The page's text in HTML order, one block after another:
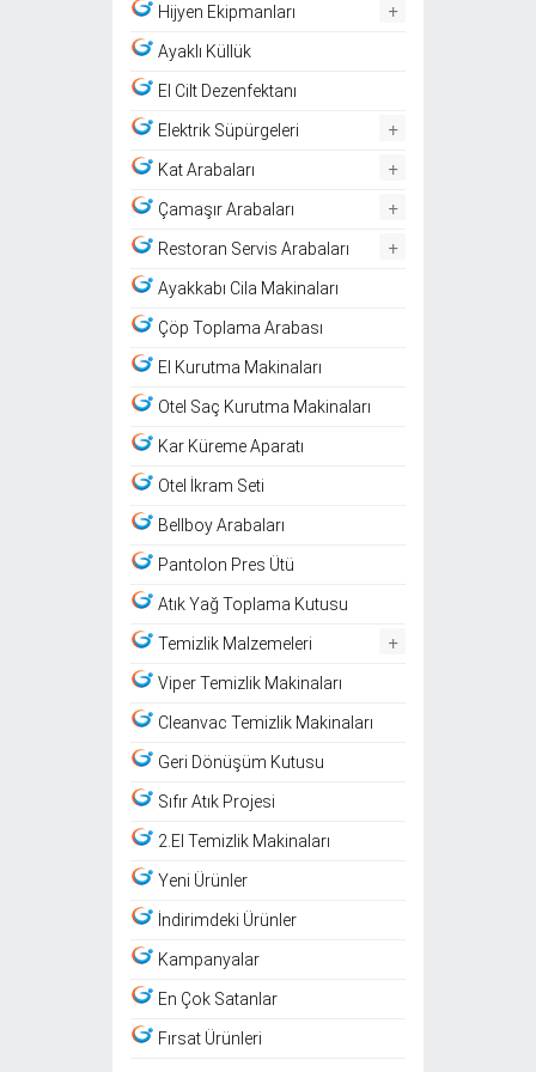
Hijyen Ekipmanları +
Ayaklı Küllük
El Cilt Dezenfektanı
Elektrik Süpürgeleri +
Kat Arabaları +
Çamaşır Arabaları +
Restoran Servis Arabaları +
Ayakkabı Cila Makinaları
Çöp Toplama Arabası
El Kurutma Makinaları
Otel Saç Kurutma Makinaları
Kar Küreme Aparatı
Otel İkram Seti
Bellboy Arabaları
Pantolon Pres Ütü
Atık Yağ Toplama Kutusu
Temizlik Malzemeleri +
Viper Temizlik Makinaları
Cleanvac Temizlik Makinaları
Geri Dönüşüm Kutusu
Sıfır Atık Projesi
2.El Temizlik Makinaları
Yeni Ürünler
İndirimdeki Ürünler
Kampanyalar
En Çok Satanlar
Fırsat Ürünleri